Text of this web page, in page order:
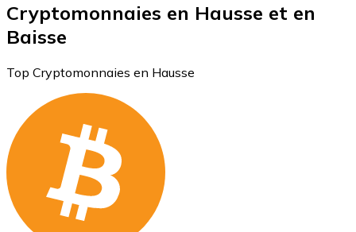
Cryptomonnaies en Hausse et en
Baisse
Top Cryptomonnaies en Hausse